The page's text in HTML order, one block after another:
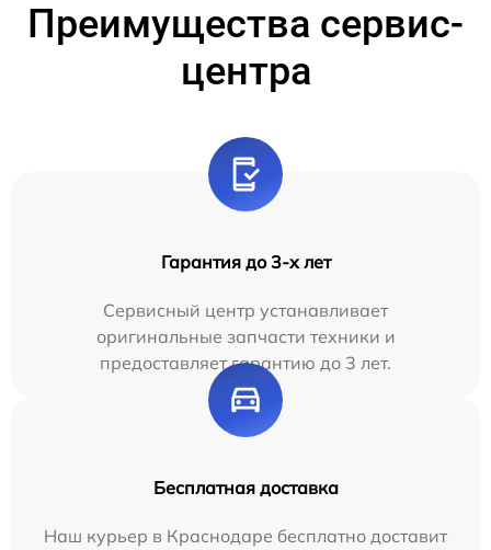
Преимущества сервис-
центра
Гарантия до 3-х лет
Сервисный центр устанавливает
оригинальные запчасти техники и
предоставляет гарантию до 3 лет.
Бесплатная доставка
Наш курьер в Краснодаре бесплатно доставит